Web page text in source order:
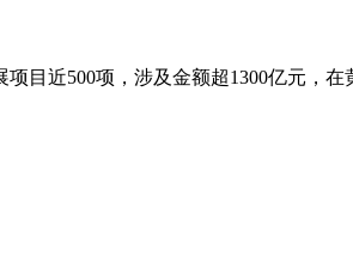
近500项，涉及金额超1300亿元，在